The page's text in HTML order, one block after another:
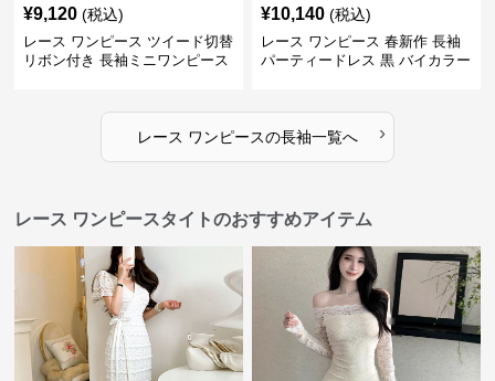
¥9,120 (税込)
レース ワンピース ツイード切替
リボン付き 長袖ミニワンピース
¥10,140 (税込)
レース ワンピース 春新作 長袖
パーティードレス 黒 バイカラー
レース ワンピースの長袖一覧へ ›
レース ワンピースタイトのおすすめアイテム